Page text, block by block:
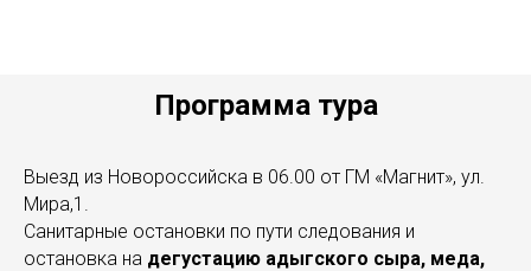
Программа тура
Выезд из Новороссийска в 06.00 от ГМ «Магнит», ул.
Мира,1.
Санитарные остановки по пути следования и
остановка на дегустацию адыгского сыра, меда,